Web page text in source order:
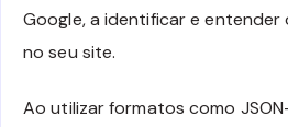
Google, a identificar e
no seu site.
Ao utilizar formatos como JSON-